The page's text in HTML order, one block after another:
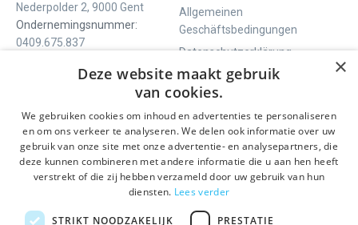
Nederpolder 2, 9000 Gent
Ondernemingsnummer:
0409.675.837
Allgemeinen
Geschäftsbedingungen
Datenschutzerklärung
Contact
WIR BIETEN
Geführte Tour
Tagesprogramm
Aktivitäten
SOCIALS
Facebook
Instagram
LinkedIn
×
Deze website maakt gebruik
van cookies.
We gebruiken cookies om inhoud en advertenties te personaliseren
en om ons verkeer te analyseren. We delen ook informatie over uw
gebruik van onze site met onze advertentie- en analysepartners, die
deze kunnen combineren met andere informatie die u aan hen heeft
verstrekt of die zij hebben verzameld door uw gebruik van hun
diensten. Lees verder
STRIKT NOODZAKELIJK PRESTATIE